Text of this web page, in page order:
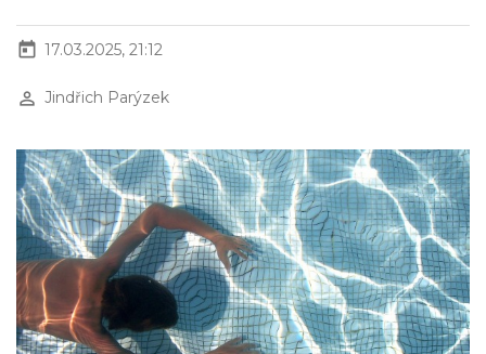
today 17.03.2025, 21:12
perm_identity Jindřich Parýzek